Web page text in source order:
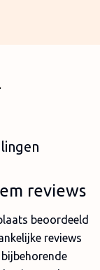
reviews
beoordeeld
reviews